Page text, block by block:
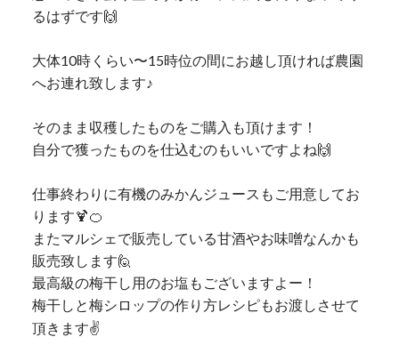
るはずです🙌
大体10時くらい〜15時位の間にお越し頂ければ農園
へお連れ致します♪
そのまま収穫したものをご購入も頂けます！
自分で獲ったものを仕込むのもいいですよね🙌
仕事終わりに有機のみかんジュースもご用意してお
ります🍹🍊
またマルシェで販売している甘酒やお味噌なんかも
販売致します🙋
最高級の梅干し用のお塩もございますよー！
梅干しと梅シロップの作り方レシピもお渡し させて
頂きます✌️